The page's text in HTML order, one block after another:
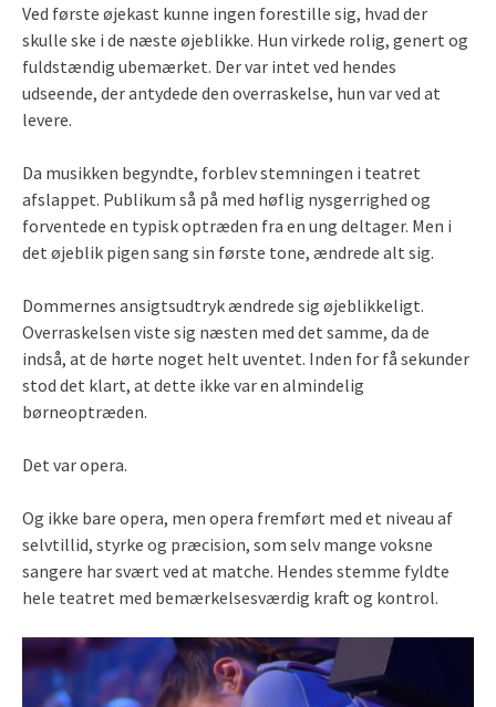
Ved første øjekast kunne ingen forestille sig, hvad der
skulle ske i de næste øjeblikke. Hun virkede rolig, genert og
fuldstændig ubemærket. Der var intet ved hendes
udseende, der antydede den overraskelse, hun var ved at
levere.
Da musikken begyndte, forblev stemningen i teatret
afslappet. Publikum så på med høflig nysgerrighed og
forventede en typisk optræden fra en ung deltager. Men i
det øjeblik pigen sang sin første tone, ændrede alt sig.
Dommernes ansigtsudtryk ændrede sig øjeblikkeligt.
Overraskelsen viste sig næsten med det samme, da de
indså, at de hørte noget helt uventet. Inden for få sekunder
stod det klart, at dette ikke var en almindelig
børneoptræden.
Det var opera.
Og ikke bare opera, men opera fremført med et niveau af
selvtillid, styrke og præcision, som selv mange voksne
sangere har svært ved at matche. Hendes stemme fyldte
hele teatret med bemærkelsesværdig kraft og kontrol.